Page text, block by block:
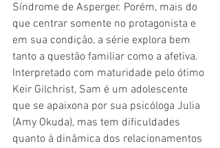
Síndrome de Asperger. Porém, mais do
que centrar somente no protagonista e
em sua condição, a série explora bem
tanto a questão familiar como a afetiva.
Interpretado com maturidade pelo ótimo
Keir Gilchrist, Sam é um adolescente
que se apaixona por sua psicóloga Julia
(Amy Okuda), mas tem dificuldades
quanto à dinâmica dos relacionamentos